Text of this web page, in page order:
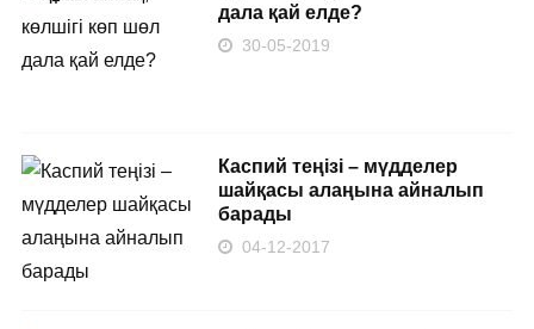
дала қай елде?
30-05-2019
Каспий теңізі – мүдделер
шайқасы алаңына айналып
барады
04-12-2017